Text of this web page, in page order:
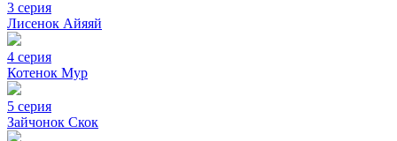
3 серия
Лисенок Айяяй
4 серия
Котенок Мур
5 серия
Зайчонок Скок